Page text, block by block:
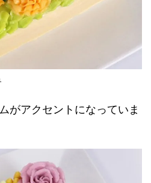
がアクセントになっていま